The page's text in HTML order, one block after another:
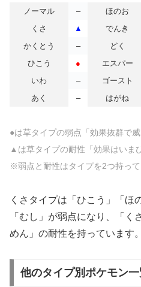
ノーマル – ほのお
くさ
▲ でんき
かくとう
– どく
ひこう
● エスパー
いわ
– ゴースト
あく
– はがね
●は草タイプの弱点「効果抜群で威
▲は草タイプの耐性「効果はいま
※弱点と耐性はタイプを2つ持って
くさタイプは「ひこう」「ほ
「むし」が弱点になり、「く
めん」の耐性を持っています。
他のタイプ別ポケモン